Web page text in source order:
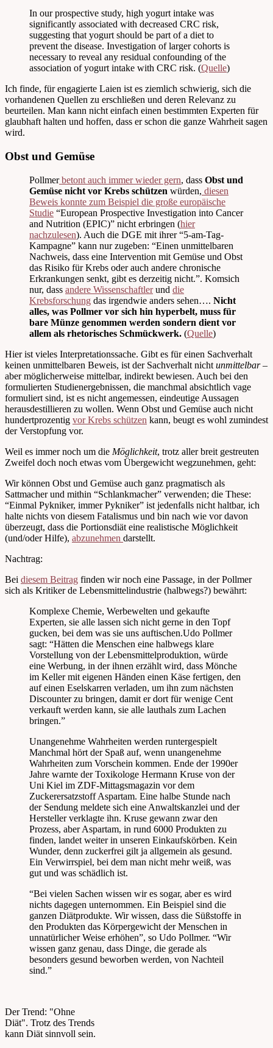
In our prospective study, high yogurt intake was
significantly associated with decreased CRC risk,
suggesting that yogurt should be part of a diet to
prevent the disease. Investigation of larger cohorts is
necessary to reveal any residual confounding of the
association of yogurt intake with CRC risk. (Quelle)
Ich finde, für engagierte Laien ist es ziemlich schwierig, sich die
vorhandenen Quellen zu erschließen und deren Relevanz zu
beurteilen. Man kann nicht einfach einen bestimmten Experten für
glaubhaft halten und hoffen, dass er schon die ganze Wahrheit sagen
wird.
Obst und Gemüse
Pollmerbetont auch immer wieder gern, dass Obst und
Gemüse nicht vor Krebs schützen würden, diesen
Beweis konnte zum Beispiel die große europäische
Studie “European Prospective Investigation into Cancer
and Nutrition (EPIC)” nicht erbringen (hier
nachzulesen). Auch die DGE mit ihrer “5-am-Tag-
Kampagne” kann nur zugeben: “Einen unmittelbaren
Nachweis, dass eine Intervention mit Gemüse und Obst
das Risiko für Krebs oder auch andere chronische
Erkrankungen senkt, gibt es derzeitig nicht.”. Komsich
nur, dass andere Wissenschaftlerund die
Krebsforschung das irgendwie anders sehen…. Nicht
alles, was Pollmer vor sich hin hyperbelt, muss für
bare Münze genommen werden sondern dient vor
allem als rhetorisches Schmückwerk. (Quelle)
Hier ist vieles Interpretationssache. Gibt es für einen Sachverhalt
keinen unmittelbaren Beweis, ist der Sachverhalt nicht unmittelbar–
aber möglicherweise mittelbar, indirekt bewiesen. Auch bei den
formulierten Studienergebnissen, die manchmal absichtlich vage
formuliert sind, ist es nicht angemessen, eindeutige Aussagen
herausdestillieren zu wollen. Wenn Obst und Gemüse auch nicht
hundertprozentig vor Krebs schützen kann, beugt es wohl zumindest
der Verstopfung vor.
Weil es immer noch um die Möglichkeit, trotz aller breit gestreuten
Zweifel doch noch etwas vom Übergewicht wegzunehmen, geht:
Wir können Obst und Gemüse auch ganz pragmatisch als
Sattmacher und mithin “Schlankmacher” verwenden; die These:
“Einmal Pykniker, immer Pykniker” ist jedenfalls nicht haltbar, ich
halte nichts von diesem Fatalismus und bin nach wie vor davon
überzeugt, dass die Portionsdiät eine realistische Möglichkeit
(und/oder Hilfe), abzunehmen darstellt.
Nachtrag:
Bei diesem Beitrag finden wir noch eine Passage, in der Pollmer
sich als Kritiker de Lebensmittelindustrie (halbwegs?) bewährt:
Komplexe Chemie, Werbewelten und gekaufte
Experten, sie alle lassen sich nicht gerne in den Topf
gucken, bei dem was sie uns auftischen.Udo Pollmer
sagt: “Hätten die Menschen eine halbwegs klare
Vorstellung von der Lebensmittelproduktion, würde
eine Werbung, in der ihnen erzählt wird, dass Mönche
im Keller mit eigenen Händen einen Käse fertigen, den
auf einen Eselskarren verladen, um ihn zum nächsten
Discounter zu bringen, damit er dort für wenige Cent
verkauft werden kann, sie alle lauthals zum Lachen
bringen.”
Unangenehme Wahrheiten werden runtergespielt
Manchmal hört der Spaß auf, wenn unangenehme
Wahrheiten zum Vorschein kommen. Ende der 1990er
Jahre warnte der Toxikologe Hermann Kruse von der
Uni Kiel im ZDF-Mittagsmagazin vor dem
Zuckerersatzstoff Aspartam. Eine halbe Stunde nach
der Sendung meldete sich eine Anwaltskanzlei und der
Hersteller verklagte ihn. Kruse gewann zwar den
Prozess, aber Aspartam, in rund 6000 Produkten zu
finden, landet weiter in unseren Einkaufskörben. Kein
Wunder, denn zuckerfrei gilt ja allgemein als gesund.
Ein Verwirrspiel, bei dem man nicht mehr weiß, was
gut und was schädlich ist.
“Bei vielen Sachen wissen wir es sogar, aber es wird
nichts dagegen unternommen. Ein Beispiel sind die
ganzen Diätprodukte. Wir wissen, dass die Süßstoffe in
den Produkten das Körpergewicht der Menschen in
unnatürlicher Weise erhöhen”, so Udo Pollmer. “Wir
wissen ganz genau, dass Dinge, die gerade als
besonders gesund beworben werden, von Nachteil
sind.”
Der Trend: "Ohne
Diät". Trotz des Trends
kann Diät sinnvoll sein.